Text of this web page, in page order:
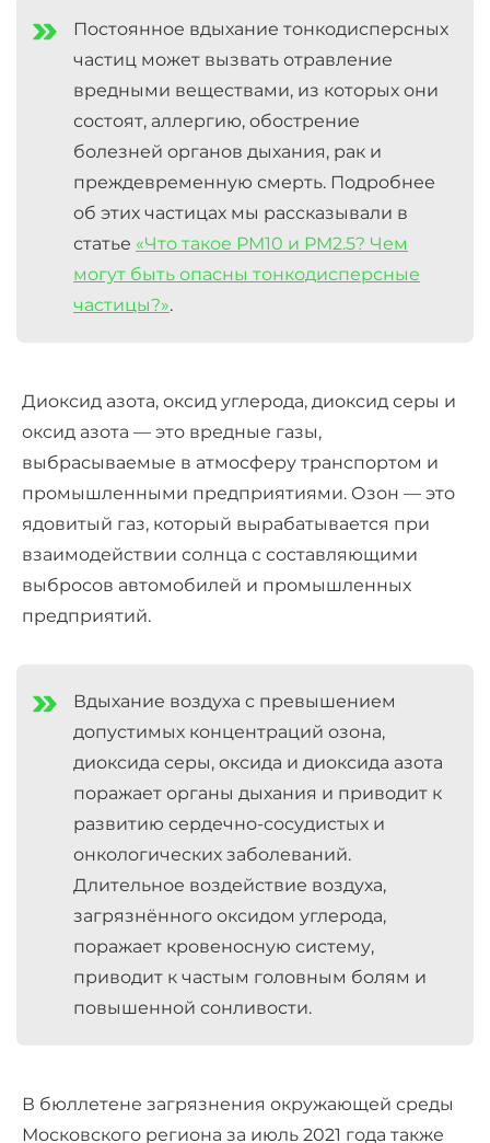
Постоянное вдыхание тонкодисперсных
частиц может вызвать отравление
вредными веществами, из которых они
состоят, аллергию, обострение
болезней органов дыхания, рак и
преждевременную смерть. Подробнее
об этих частицах мы рассказывали в
статье «Что такое PM10 и PM2.5? Чем
могут быть опасны тонкодисперсные
частицы?».
Диоксид азота, оксид углерода, диоксид серы и
оксид азота — это вредные газы,
выбрасываемые в атмосферу транспортом и
промышленными предприятиями. Озон — это
ядовитый газ, который вырабатывается при
взаимодействии солнца с составляющими
выбросов автомобилей и промышленных
предприятий.
Вдыхание воздуха с превышением
допустимых концентраций озона,
диоксида серы, оксида и диоксида азота
поражает органы дыхания и приводит к
развитию сердечно-сосудистых и
онкологических заболеваний.
Длительное воздействие воздуха,
загрязнённого оксидом углерода,
поражает кровеносную систему,
приводит к частым головным болям и
повышенной сонливости.
В бюллетене загрязнения окружающей среды
Московского региона за июль 2021 года также